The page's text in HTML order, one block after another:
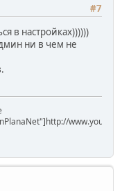
#7
в настройках))))))
ни в чем не